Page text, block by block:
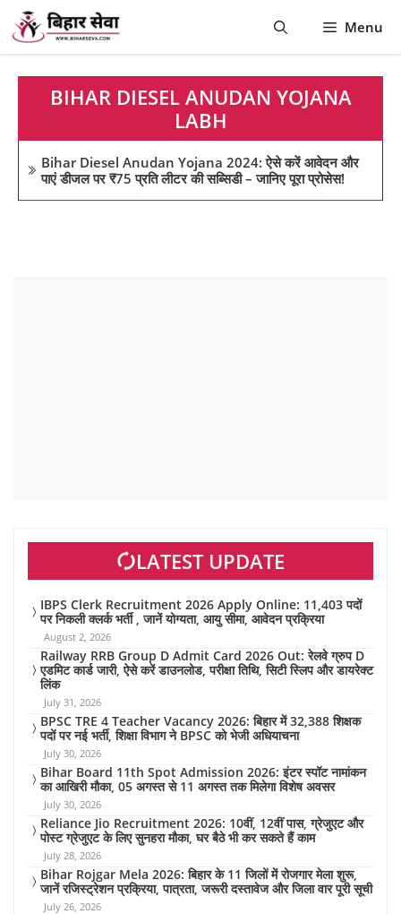
Skip
content
Menu
BIHAR DIESEL ANUDAN YOJANA
LABH
Bihar Diesel Anudan Yojana 2024: ऐसे करें आवेदन और
पाएं डीजल पर ₹75 प्रति लीटर की सब्सिडी – जानिए पूरा प्रोसेस!
LATEST UPDATE
IBPS Clerk Recruitment 2026 Apply Online: 11,403 पदों
पर निकली क्लर्क भर्ती , जानें योग्यता, आयु सीमा, आवेदन प्रक्रिया
August 2, 2026
Railway RRB Group D Admit Card 2026 Out: रेलवे ग्रुप D
एडमिट कार्ड जारी, ऐसे करें डाउनलोड, परीक्षा तिथि, सिटी स्लिप और डायरेक्ट
लिंक
July 31, 2026
BPSC TRE 4 Teacher Vacancy 2026: बिहार में 32,388 शिक्षक
पदों पर नई भर्ती, शिक्षा विभाग ने BPSC को भेजी अधियाचना
July 30, 2026
Bihar Board 11th Spot Admission 2026: इंटर स्पॉट नामांकन
का आखिरी मौका, 05 अगस्त से 11 अगस्त तक मिलेगा विशेष अवसर
July 30, 2026
Reliance Jio Recruitment 2026: 10वीं, 12वीं पास, ग्रेजुएट और
पोस्ट ग्रेजुएट के लिए सुनहरा मौका, घर बैठे भी कर सकते हैं काम
July 28, 2026
Bihar Rojgar Mela 2026: बिहार के 11 जिलों में रोजगार मेला शुरू,
जानें रजिस्ट्रेशन प्रक्रिया, पात्रता, जरूरी दस्तावेज और जिला वार पूरी सूची
July 26, 2026